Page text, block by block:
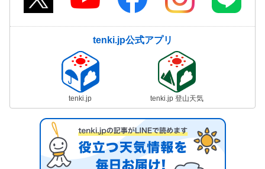
tenki.jp公式アプリ
tenki.jp tenki.jp 登山天気